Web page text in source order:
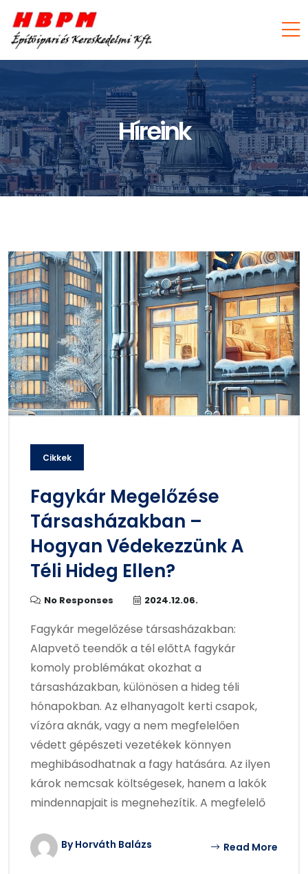
Híreink
Cikkek
Fagykár Megelőzése
Társasházakban –
Hogyan Védekezzünk A
Téli Hideg Ellen?
No Responses 2024.12.06.
Fagykár megelőzése társasházakban:
Alapvető teendők a tél előttA fagykár
komoly problémákat okozhat a
társasházakban, különösen a hideg téli
hónapokban. Az elhanyagolt kerti csapok,
vízóra aknák, vagy a nem megfelelően
védett gépészeti vezetékek könnyen
meghibásodhatnak a fagy hatására. Az ilyen
károk nemcsak költségesek, hanem a lakók
mindennapjait is megnehezítik. A megfelelő
By Horváth Balázs Read More